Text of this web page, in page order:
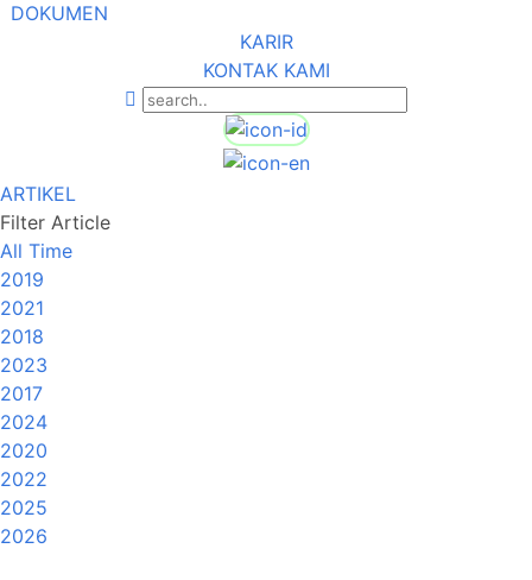
DOKUMEN
KARIR
KONTAK KAMI
ARTIKEL
Filter Article
All Time
2019
2021
2018
2023
2017
2024
2020
2022
2025
2026